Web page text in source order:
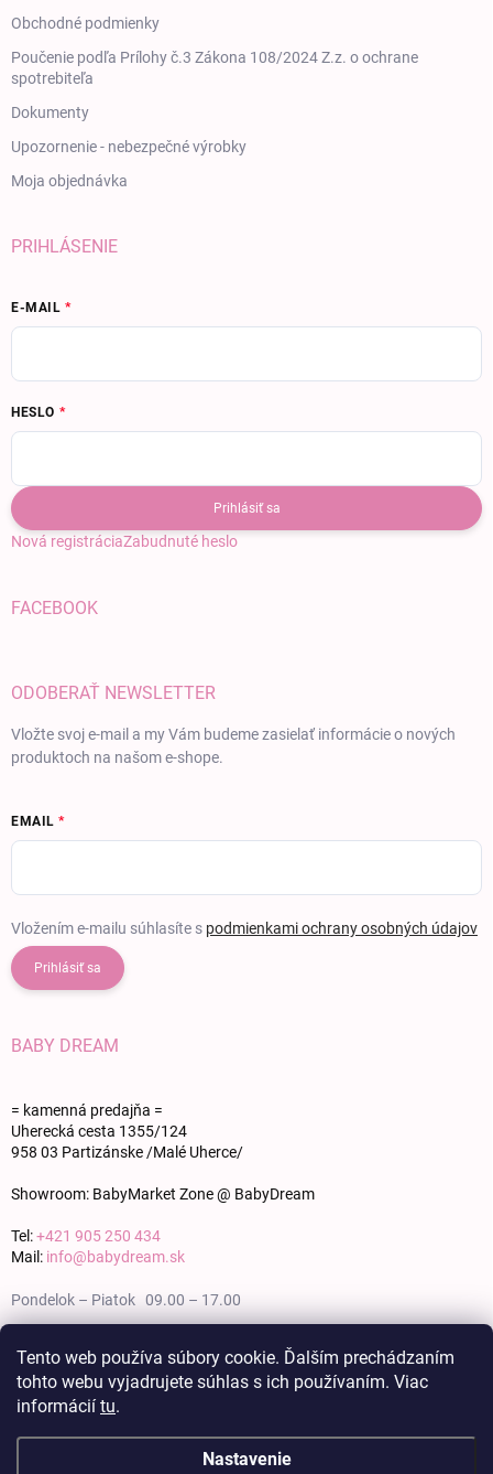
Tento web používa súbory cookie. Ďalším prechádzaním
tohto webu vyjadrujete súhlas s ich používaním. Viac
informácií tu.
Nastavenie
Obchodné podmienky
Poučenie podľa Prílohy č.3 Zákona 108/2024 Z.z. o ochrane
spotrebiteľa
Dokumenty
Upozornenie - nebezpečné výrobky
Moja objednávka
PRIHLÁSENIE
E-MAIL
HESLO
Prihlásiť sa
Nová registráciaZabudnuté heslo
FACEBOOK
ODOBERAŤ NEWSLETTER
Vložte svoj e-mail a my Vám budeme zasielať informácie o nových
produktoch na našom e-shope.
EMAIL
Vložením e-mailu súhlasíte s podmienkami ochrany osobných údajov
Prihlásiť sa
BABY DREAM
= kamenná predajňa =
Uherecká cesta 1355/124
958 03 Partizánske /Malé Uherce/
Showroom: BabyMarket Zone @ BabyDream
Tel:+421 905 250 434
Mail: info@babydream.sk
Pondelok – Piatok 09.00 – 17.00
Nedeľa zatvorené